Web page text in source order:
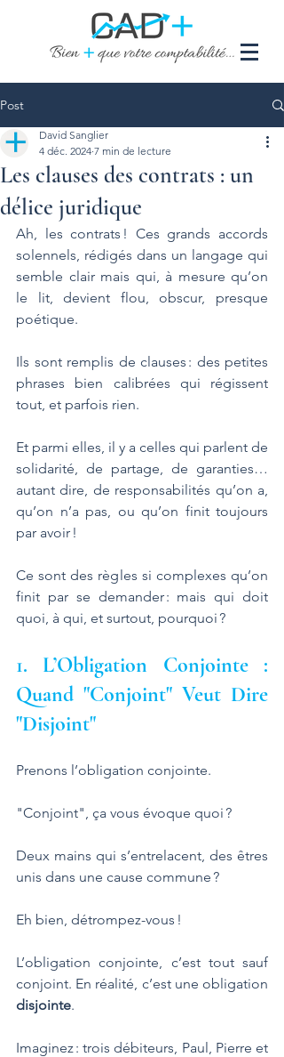
Post
Les clauses des contrats : un
délice juridique
David Sanglier
4 déc. 2024 7 min de lecture
Ah, les contrats ! Ces grands accords
solennels, rédigés dans un langage qui
semble clair mais qui, à mesure qu’on
le lit, devient flou, obscur, presque
poétique.
Ils sont remplis de clauses : des petites
phrases bien calibrées qui régissent
tout, et parfois rien.
Et parmi elles, il y a celles qui parlent de
solidarité, de partage, de garanties…
autant dire, de responsabilités qu’on a,
qu’on n’a pas, ou qu’on finit toujours
par avoir !
Ce sont des règles si complexes qu’on
finit par se demander : mais qui doit
quoi, à qui, et surtout, pourquoi ?
1. L’Obligation Conjointe :
Quand "Conjoint" Veut Dire
"Disjoint"
Prenons l’obligation conjointe.
"Conjoint", ça vous évoque quoi ?
Deux mains qui s’entrelacent, des êtres
unis dans une cause commune ?
Eh bien, détrompez-vous !
L’obligation conjointe, c’est tout sauf
disjointe.
Imaginez : trois débiteurs, Paul, Pierre et